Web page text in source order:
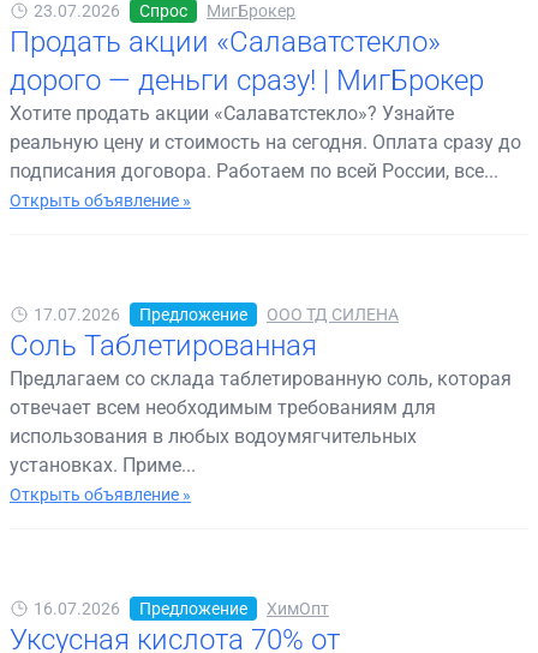
23.07.2026 Спрос МигБрокер
Продать акции «Салаватстекло»
дорого — деньги сразу! | МигБрокер
Хотите продать акции «Салаватстекло»? Узнайте
реальную цену и стоимость на сегодня. Оплата сразу до
подписания договора. Работаем по всей России, все...
Открыть объявление »
17.07.2026 Предложение ООО ТД СИЛЕНА
Соль Таблетированная
Предлагаем со склада таблетированную соль, которая
отвечает всем необходимым требованиям для
использования в любых водоумягчительных
установках. Приме...
Открыть объявление »
16.07.2026 Предложение ХимОпт
Уксусная кислота 70% от